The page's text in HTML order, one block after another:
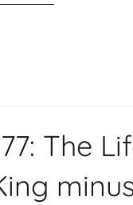
The